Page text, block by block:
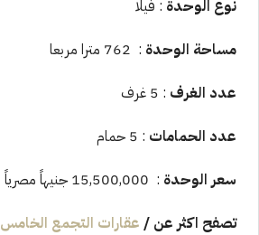
نوع الوحدة : فيلا
مساحة الوحدة : 762 مترا مربعا
عدد الغرف : 5 غرف
عدد الحمامات : 5 حمام
سعر الوحدة : 15,500,000 جنيهاً مصرياً
تصفح اكثر عن / عقارات التجمع الخامس